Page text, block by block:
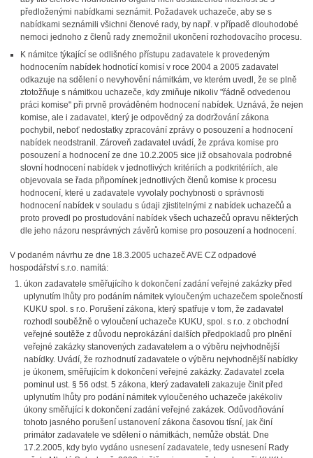
předloženými nabídkami seznámit. Požadavek uchazeče, aby se s
nabídkami seznámili všichni členové rady, by např. v případě dlouhodobé
nemoci jednoho z členů rady znemožnil ukončení rozhodovacího procesu.
K námitce týkající se odlišného přístupu zadavatele k provedeným
hodnocením nabídek hodnotící komisí v roce 2004 a 2005 zadavatel
odkazuje na sdělení o nevyhovění námitkám, ve kterém uvedl, že se plně
ztotožňuje s námitkou uchazeče, kdy zmiňuje nikoliv "řádně odvedenou
práci komise" při prvně prováděném hodnocení nabídek. Uznává, že nejen
komise, ale i zadavatel, který je odpovědný za dodržování zákona
pochybil, neboť nedostatky zpracování zprávy o posouzení a hodnocení
nabídek neodstranil. Zároveň zadavatel uvádí, že zpráva komise pro
posouzení a hodnocení ze dne 10.2.2005 sice již obsahovala podrobné
slovní hodnocení nabídek v jednotlivých kritériích a podkritériích, ale
objevovala se řada připomínek jednotlivých členů komise k procesu
hodnocení, které u zadavatele vyvolaly pochybnosti o správnosti
hodnocení nabídek v souladu s údaji zjistitelnými z nabídek uchazečů a
proto provedl po prostudování nabídek všech uchazečů opravu některých
dle jeho názoru nesprávných závěrů komise pro posouzení a hodnocení.
V podaném návrhu ze dne 18.3.2005 uchazeč AVE CZ odpadové
hospodářství s.r.o. namítá:
úkon zadavatele směřujícího k dokončení zadání veřejné zakázky před
uplynutím lhůty pro podáním námitek vyloučeným uchazečem společností
KUKU spol. s r.o. Porušení zákona, který spatřuje v tom, že zadavatel
rozhodl souběžně o vyloučení uchazeče KUKU, spol. s r.o. z obchodní
veřejné soutěže z důvodu neprokázání dalších předpokladů pro plnění
veřejné zakázky stanovených zadavatelem a o výběru nejvhodnější
nabídky. Uvádí, že rozhodnutí zadavatele o výběru nejvhodnější nabídky
je úkonem, směřujícím k dokončení veřejné zakázky. Zadavatel zcela
pominul ust. § 56 odst. 5 zákona, který zadavateli zakazuje činit před
uplynutím lhůty pro podání námitek vyloučeného uchazeče jakékoliv
úkony směřující k dokončení zadání veřejné zakázek. Odůvodňování
tohoto jasného porušení ustanovení zákona časovou tísní, jak činí
primátor zadavatele ve sdělení o námitkách, nemůže obstát. Dne
17.2.2005, kdy bylo vydáno usnesení zadavatele, tedy usnesení Rady